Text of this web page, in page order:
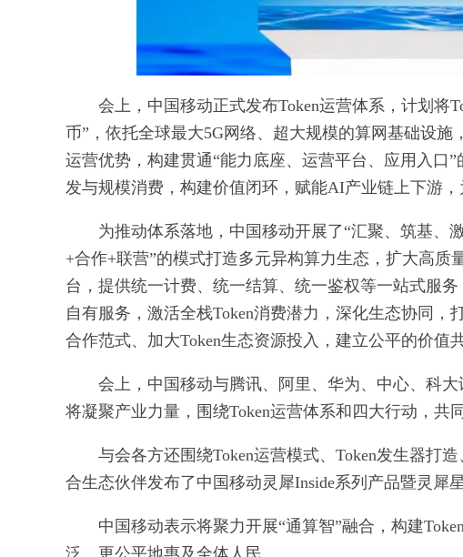
会上，中国移动正式发布Token运营体系，计划将
币”，依托全球最大5G网络、超大规模的算网基础设
运营优势，构建贯通“能力底座、运营平台、应用入口
发与规模消费，构建价值闭环，赋能AI产业链上下游
为推动体系落地，中国移动开展了“汇聚、筑基、
+合作+联营”的模式打造多元异构算力生态，扩大高质
台，提供统一计费、统一结算、统一鉴权等一站式服务
自有服务，激活全栈Token消费潜力，深化生态协同，
合作范式、加大Token生态资源投入，建立公平的价值
会上，中国移动与腾讯、阿里、华为、中心、科
将凝聚产业力量，围绕Token运营体系和四大行动，共
与会各方还围绕Token运营模式、Token发生器打
合生态伙伴发布了中国移动灵犀Inside系列产品暨灵犀星
中国移动表示将聚力开展“通算智”融合，构建
泛、更公平地惠及全体人民。